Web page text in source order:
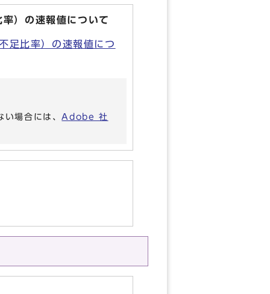
）の速報値について
足比率）の速報値につ
い場合には、Adobe 社